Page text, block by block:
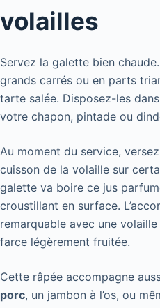
volailles
Servez la galette bien
grands carrés ou en parts
tarte salée. Disposez-les
votre chapon, pintade ou
Au moment du service,
cuisson de la volaille sur
galette va boire ce jus
croustillant en surface.
remarquable avec une
farce légèrement fruitée.
Cette râpée accompagne
porc, un jambon à l’os, ou